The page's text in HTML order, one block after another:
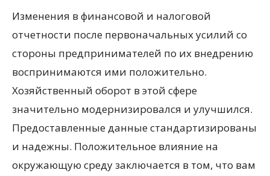
Изменения в финансовой и налоговой
отчетности после первоначальных усилий со
стороны предпринимателей по их внедрению
воспринимаются ими положительно.
Хозяйственный оборот в этой сфере
значительно модернизировался и улучшился.
Предоставленные данные стандартизированы
и надежны. Положительное влияние на
окружающую среду заключается в том, что вам